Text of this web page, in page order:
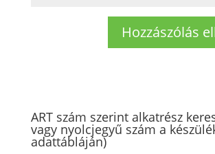
ART szám szerint alkatrész
vagy nyolcjegyű szám a
adattábláján)